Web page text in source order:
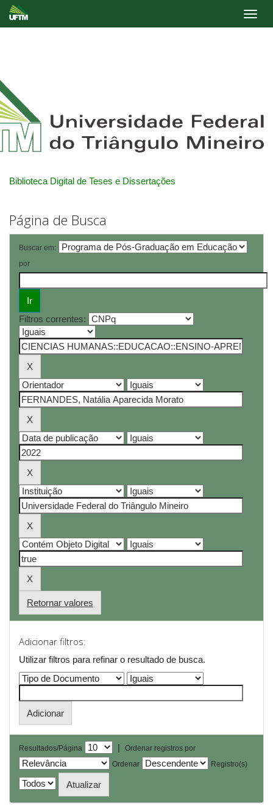
Biblioteca Digital de Teses e Dissertações
Página de Busca
Buscar em:
por
Filtros correntes:
Retornar valores
Adicionar filtros:
Utilizar filtros para refinar o resultado de busca.
Resultados/Página |
Ordenar registros por
Ordenar
Registro(s)